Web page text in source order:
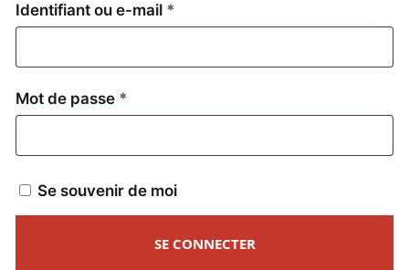
Identifiant ou e-mail *
Mot de passe *
Se souvenir de moi
SE CONNECTER